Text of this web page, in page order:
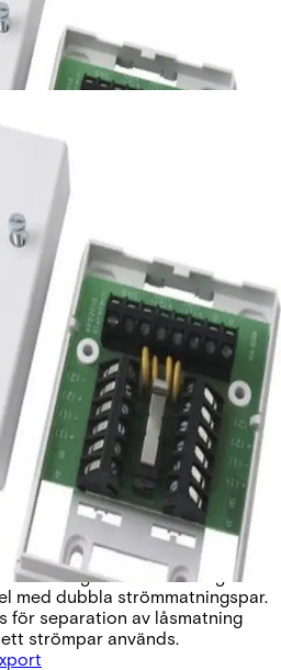
Box
som kan användas för
separation av strömmatningen
2010 Omnis installation.
framtagen för anslutning av
med dubbla strömmatningspar.
för separation av låsmatning
strömpar används.